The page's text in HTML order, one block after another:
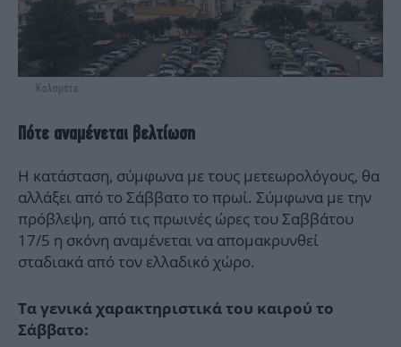
Καλαμάτα
Πότε αναμένεται βελτίωση
Η κατάσταση, σύμφωνα με τους μετεωρολόγους, θα
αλλάξει από το Σάββατο το πρωί. Σύμφωνα με την
πρόβλεψη, από τις πρωινές ώρες του Σαββάτου
17/5 η σκόνη αναμένεται να απομακρυνθεί
σταδιακά από τον ελλαδικό χώρο.
Τα γενικά χαρακτηριστικά του καιρού το
Σάββατο: